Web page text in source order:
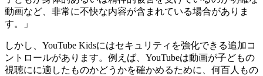
動画など、非常に不快な内容が含まれている場合がありま
す。」
しかし、YouTube Kidsにはセキュリティを強化できる追加コ
ントロールがあります。例えば、YouTubeは動画が子どもの
視聴にに適したものかどうかを確かめるために、何百人もの